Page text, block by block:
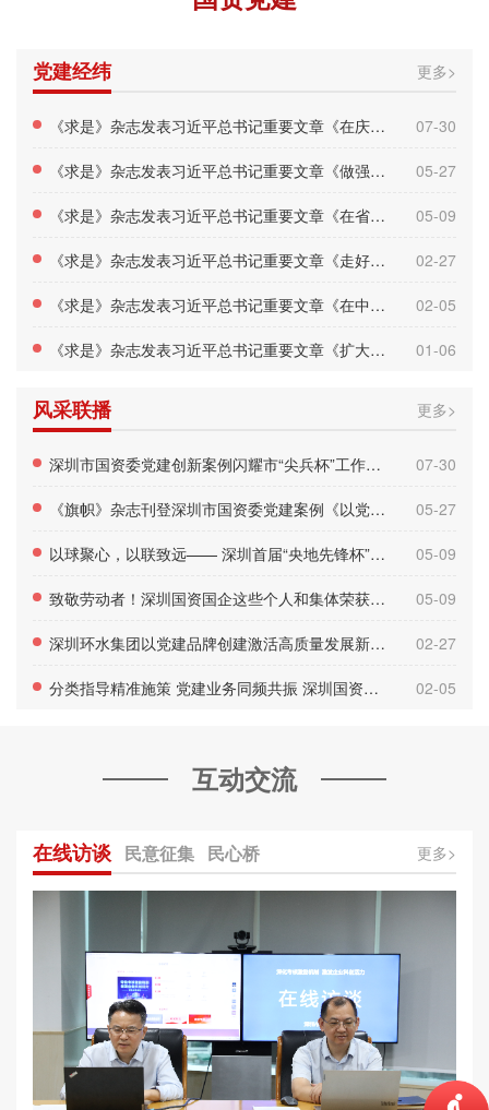
党建经纬 更多>
《求是》杂志发表习近平总书记重要文章《在庆祝中国共产党成立105周年大会上的讲话》 07-30
《求是》杂志发表习近平总书记重要文章《做强做优做大实体经济》 05-27
《求是》杂志发表习近平总书记重要文章《在省部级主要领导干部学习贯彻党的二十届四中全会精神专题研讨班上的讲话》 05-09
《求是》杂志发表习近平总书记重要文章《走好中国特色金融发展之路，建设金融强国》 02-27
《求是》杂志发表习近平总书记重要文章《在中央城市工作会议上的讲话》 02-05
《求是》杂志发表习近平总书记重要文章《扩大内需是战略之举》 01-06
风采联播 更多>
深圳市国资委党建创新案例闪耀市“尖兵杯”工作创新大赛，荣获示范案例！ 07-30
《旗帜》杂志刊登深圳市国资委党建案例《以党建品牌为引领从“资源持有者”向“生态共建者”转型》 05-27
以球聚心，以联致远—— 深圳首届“央地先锋杯”足球邀请赛圆满落幕 05-09
致敬劳动者！深圳国资国企这些个人和集体荣获表彰！ 05-09
深圳环水集团以党建品牌创建激活高质量发展新动能 02-27
分类指导精准施策 党建业务同频共振 深圳国资国企探索“双融双促”发展新路径 02-05
互动交流
在线访谈 民意征集 民心桥 更多>